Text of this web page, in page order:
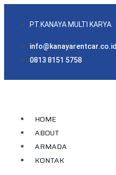
PT.KANAYA MULTI KARYA
info@kanayarentcar.co.id
0813 8151 5758
HOME
ABOUT
ARMADA
KONTAK